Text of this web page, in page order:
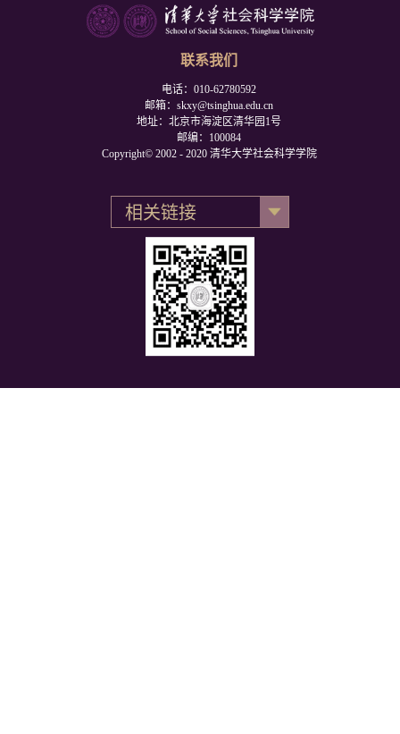
联系我们
电话：010-62780592
邮箱：skxy@tsinghua.edu.cn
地址：北京市海淀区清华园1号
邮编：100084
Copyright© 2002 - 2020 清华大学社会科学学院